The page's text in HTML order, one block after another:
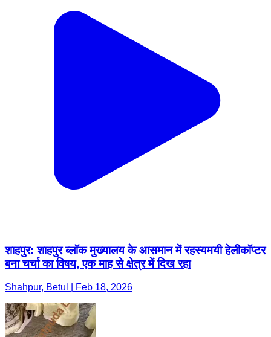
शाहपुर: शाहपुर ब्लॉक मुख्यालय के आसमान में रहस्यमयी हेलीकॉप्टर
बना चर्चा का विषय, एक माह से क्षेत्र में दिख रहा
Shahpur, Betul | Feb 18, 2026